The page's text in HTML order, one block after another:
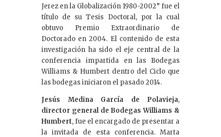
Jerez en la Globalización 1980-2002” fue el
título de su Tesis Doctoral, por la cual
obtuvo Premio Extraordinario de
Doctorado en 2004. El contenido de esta
investigación ha sido el eje central de la
conferencia impartida en las Bodegas
Williams & Humbert dentro del Ciclo que
las bodegas iniciaron el pasado 2014.
Jesús Medina García de Polavieja,
director general de Bodegas Williams &
Humbert, fue el encargado de presentar a
la invitada de esta conferencia. Marta